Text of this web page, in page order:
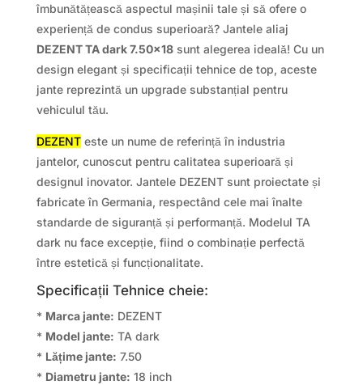
îmbunătățească aspectul mașinii tale și să ofere o
experiență de condus superioară? Jantele aliaj
DEZENT TA dark 7.50×18sunt alegerea ideală! Cu un
design elegant și specificații tehnice de top, aceste
jante reprezintă un upgrade substanțial pentru
vehiculul tău.
DEZENTeste un nume de referință în industria
jantelor, cunoscut pentru calitatea superioară și
designul inovator. Jantele DEZENT sunt proiectate și
fabricate în Germania, respectând cele mai înalte
standarde de siguranță și performanță. Modelul TA
dark nu face excepție, fiind o combinație perfectă
între estetică și funcționalitate.
Specificații Tehnice cheie:
* Marca jante: DEZENT
* Model jante: TA dark
* Lățime jante: 7.50
* Diametru jante: 18 inch